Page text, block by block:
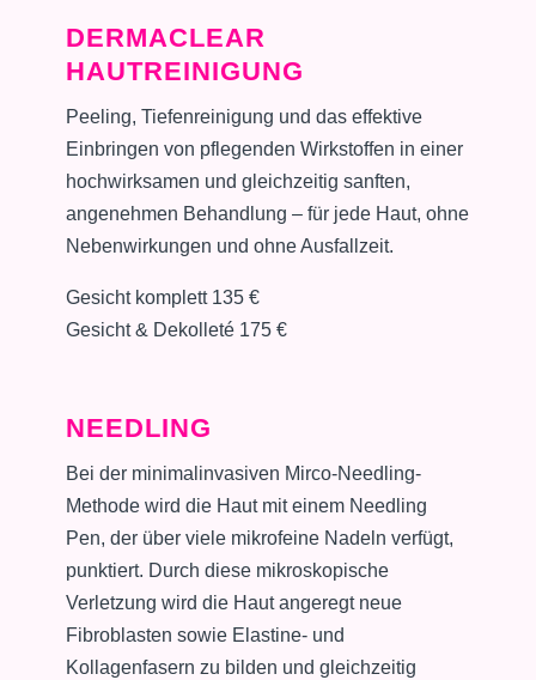
DERMACLEAR
HAUTREINIGUNG
Peeling, Tiefenreinigung und das effektive
Einbringen von pflegenden Wirkstoffen in einer
hochwirksamen und gleichzeitig sanften,
angenehmen Behandlung – für jede Haut, ohne
Nebenwirkungen und ohne Ausfallzeit.
Gesicht komplett 135 €
Gesicht & Dekolleté 175 €
NEEDLING
Bei der minimalinvasiven Mirco-Needling-
Methode wird die Haut mit einem Needling
Pen, der über viele mikrofeine Nadeln verfügt,
punktiert. Durch diese mikroskopische
Verletzung wird die Haut angeregt neue
Fibroblasten sowie Elastine- und
Kollagenfasern zu bilden und gleichzeitig